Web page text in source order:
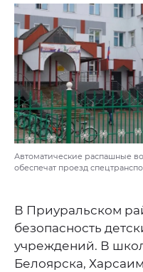
Автоматические распашные
обеспечат проезд
В Приуральском
безопасность
учреждений. В
Белоярска,